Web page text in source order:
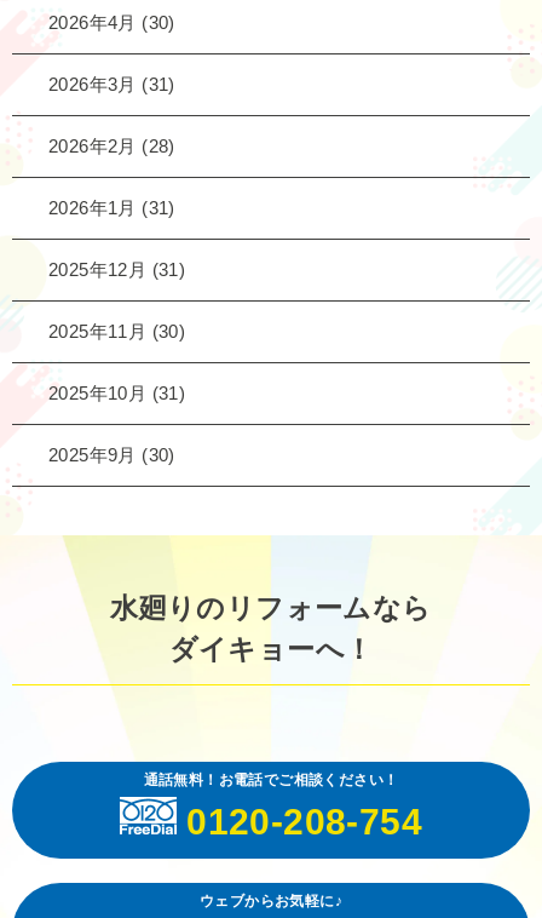
2026年4月 (30)
2026年3月 (31)
2026年2月 (28)
2026年1月 (31)
2025年12月 (31)
2025年11月 (30)
2025年10月 (31)
2025年9月 (30)
水廻りのリフォームなら
ダイキョーへ！
通話無料！お電話でご相談ください！
0120-208-754
ウェブからお気軽に♪